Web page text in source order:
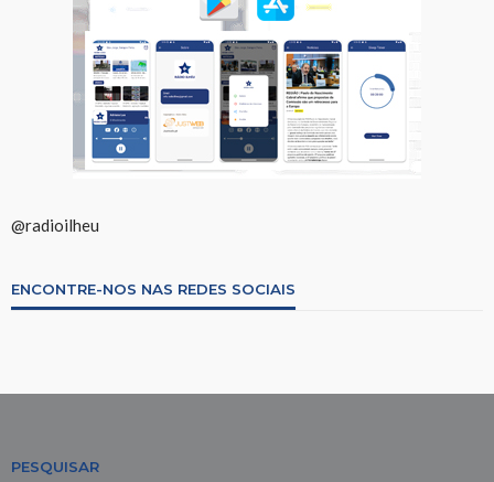
@radioilheu
ENCONTRE-NOS NAS REDES SOCIAIS
PESQUISAR